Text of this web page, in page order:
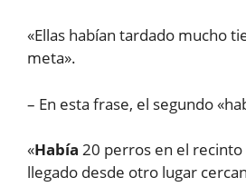
«Ellas habían tardado mucho
meta».
– En esta frase, el segundo
«Había 20 perros en el recinto
llegado desde otro lugar